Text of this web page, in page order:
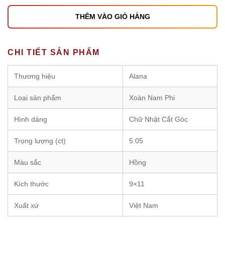
THÊM VÀO GIỎ HÀNG
CHI TIẾT SẢN PHẨM
Thương hiệu Alana
Loại sản phẩm Xoàn Nam Phi
Hình dáng Chữ Nhật Cắt Góc
Trọng lượng (ct) 5.05
Màu sắc Hồng
Kích thước 9×11
Xuất xứ Việt Nam